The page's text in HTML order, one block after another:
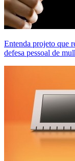
Entenda projeto que
defesa pessoal de